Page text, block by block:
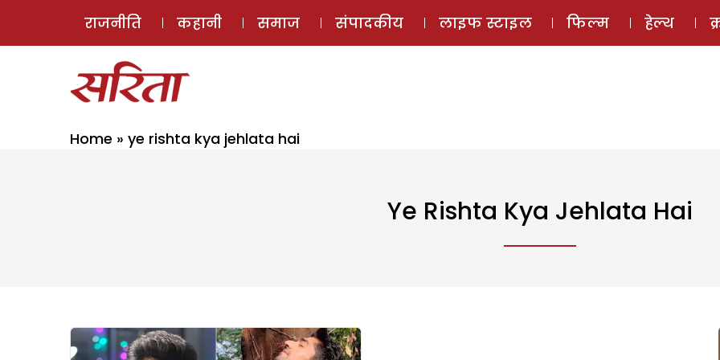
ई-मैगज़ीन
राजनीति कहानी समाज संपादकीय लाइफ स्टाइल फिल्म हेल्थ
Home » ye rishta kya jehlata hai
Ye Rishta Kya Jehlata Hai